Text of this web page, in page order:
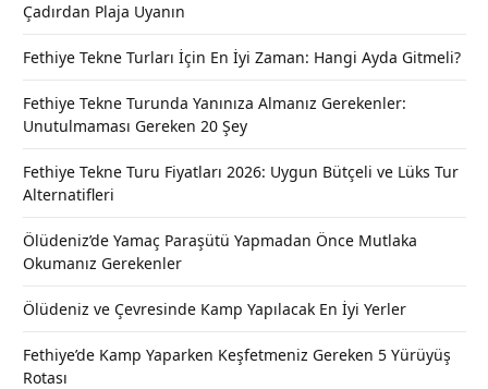
Çadırdan Plaja Uyanın
Fethiye Tekne Turları İçin En İyi Zaman: Hangi Ayda Gitmeli?
Fethiye Tekne Turunda Yanınıza Almanız Gerekenler:
Unutulmaması Gereken 20 Şey
Fethiye Tekne Turu Fiyatları 2026: Uygun Bütçeli ve Lüks Tur
Alternatifleri
Ölüdeniz’de Yamaç Paraşütü Yapmadan Önce Mutlaka
Okumanız Gerekenler
Ölüdeniz ve Çevresinde Kamp Yapılacak En İyi Yerler
Fethiye’de Kamp Yaparken Keşfetmeniz Gereken 5 Yürüyüş
Rotası